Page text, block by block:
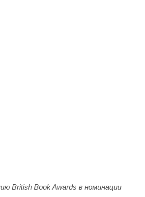
British Book Awards в номинации